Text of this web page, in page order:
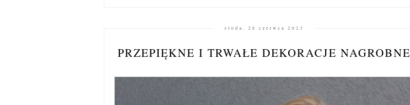
środa, 28 czerwca 2023
PRZEPIĘKNE I TRWAŁE DEKORACJE NAGROBNE